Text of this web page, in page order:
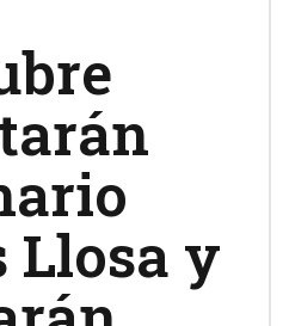
Llosa y